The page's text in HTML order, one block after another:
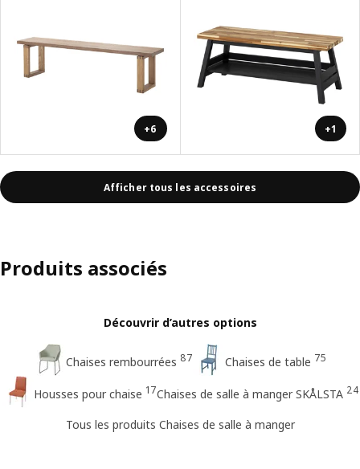
+6 +1
Afficher tous les accessoires
Produits associés
Découvrir d’autres options
Chaises rembourrées 87 Chaises de table 75
Housses pour chaise 17Chaises de salle à manger SKÅLSTA 24
Tous les produits Chaises de salle à manger